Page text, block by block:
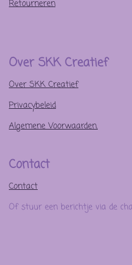
Retourneren
Over SKK Creatief
Over SKK Creatief
Privacybeleid
Algemene Voorwaarden.
Contact
Contact
Of stuur een berichtje via de